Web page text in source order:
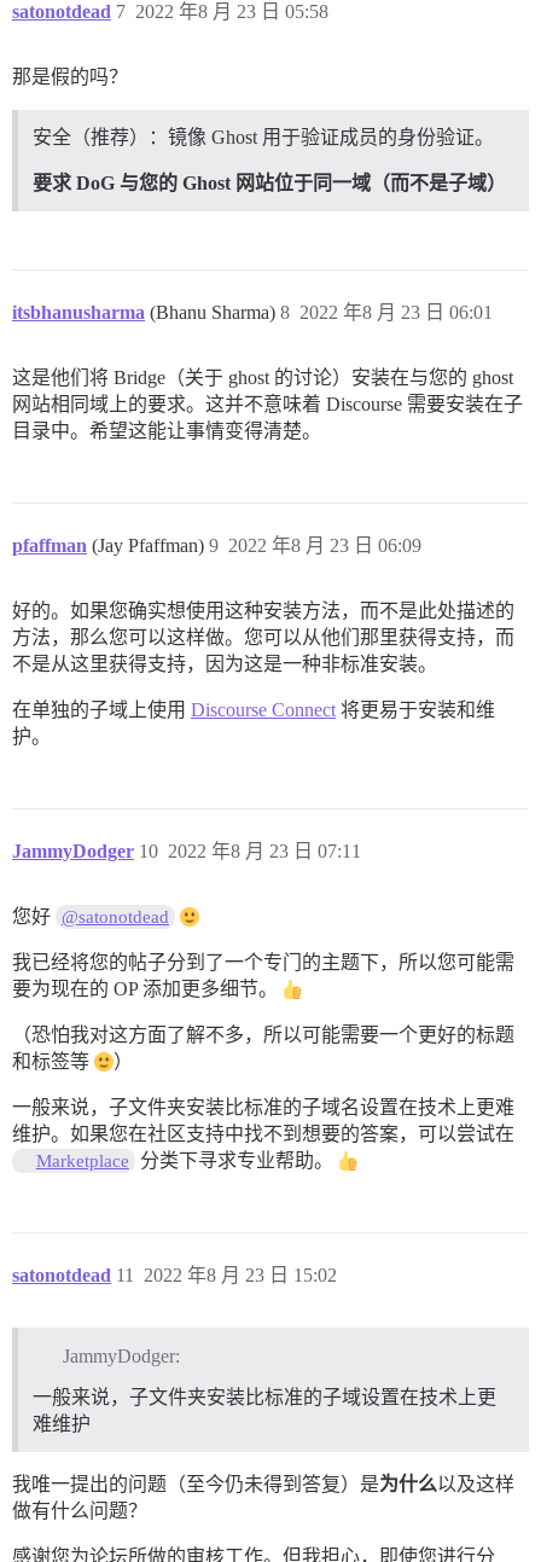
satonotdead 2022 年8 月 23 日 05:58
7
那是假的吗？
安全（推荐）：镜像 Ghost 用于验证成员的身份验证。
要求 DoG 与您的 Ghost 网站位于同一域（而不是子域）
itsbhanusharma (Bhanu Sharma) 2022 年8 月 23 日 06:01
8
这是他们将 Bridge（关于 ghost 的讨论）安装在与您的 ghost
网站相同域上的要求。这并不意味着 Discourse 需要安装在子
目录中。希望这能让事情变得清楚。
pfaffman (Jay Pfaffman) 2022 年8 月 23 日 06:09
9
好的。如果您确实想使用这种安装方法，而不是此处描述的
方法，那么您可以这样做。您可以从他们那里获得支持，而
不是从这里获得支持，因为这是一种非标准安装。
在单独的子域上使用 Discourse Connect 将更易于安装和维
护。
JammyDodger 2022 年8 月 23 日 07:11
10
您好 @satonotdead
我已经将您的帖子分到了一个专门的主题下，所以您可能需
要为现在的 OP 添加更多细节。
（恐怕我对这方面了解不多，所以可能需要一个更好的标题
和标签等
）
一般来说，子文件夹安装比标准的子域名设置在技术上更难
维护。如果您在社区支持中找不到想要的答案，可以尝试在
Marketplace 分类下寻求专业帮助。
satonotdead 2022 年8 月 23 日 15:02
11
JammyDodger:
一般来说，子文件夹安装比标准的子域设置在技术上更
难维护
我唯一提出的问题（至今仍未得到答复）是为什么以及这样
做有什么问题？
感谢您为论坛所做的审核工作。但我担心，即使您进行分